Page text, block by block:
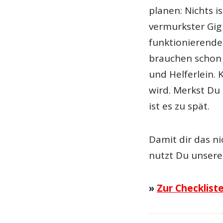
planen: Nichts
vermurkster
brauchen
und Helferlein.
wird. Merkst Du
ist es zu spät.
Damit dir das
nutzt Du
» Zur